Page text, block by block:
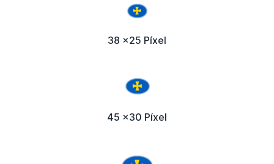
38 x25 Píxel
45 x30 Píxel